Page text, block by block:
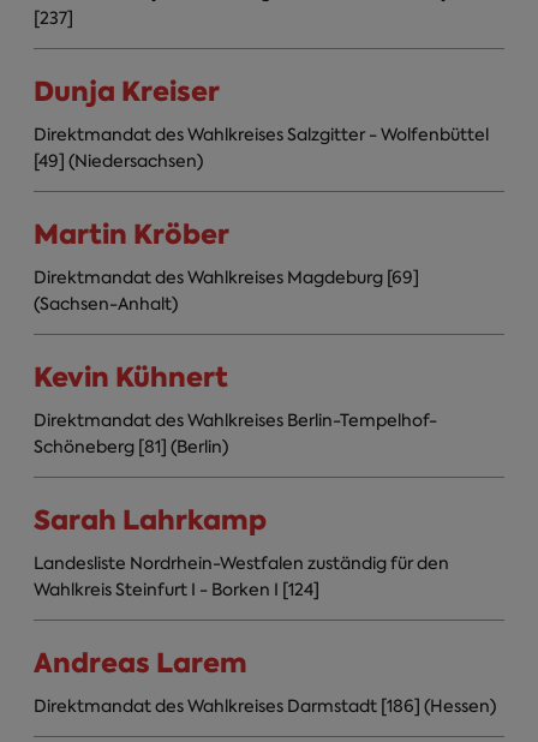
[237]
Dunja Kreiser
Direktmandat des Wahlkreises Salzgitter - Wolfenbüttel
[49] (Niedersachsen)
Martin Kröber
Direktmandat des Wahlkreises Magdeburg [69]
(Sachsen-Anhalt)
Kevin Kühnert
Direktmandat des Wahlkreises Berlin-Tempelhof-
Schöneberg [81] (Berlin)
Sarah Lahrkamp
Landesliste Nordrhein-Westfalen zuständig für den
Wahlkreis Steinfurt I - Borken I [124]
Andreas Larem
Direktmandat des Wahlkreises Darmstadt [186] (Hessen)